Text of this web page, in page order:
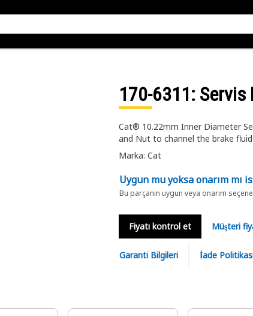
170-6311: Servis
Cat® 10.22mm Inner Diameter
and Nut to channel the brake fluid
Marka: Cat
Uygun mu yoksa onarım mı
Bu parçanın uygun veya onarım
Fiyatı kontrol et Müşteri
Garanti Bilgileri İade